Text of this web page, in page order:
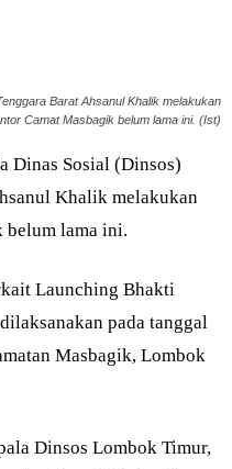
Barat Ahsanul Khalik melakukan
Camat Masbagik belum lama ini. (Ist)
Dinas Sosial (Dinsos)
Khalik melakukan
belum lama ini.
Launching Bhakti
pada tanggal
Masbagik, Lombok
Dinsos Lombok Timur,